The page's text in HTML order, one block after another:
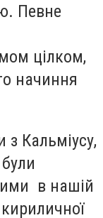
Певне
цілком,
начиння
Кальміусу,
в нашій